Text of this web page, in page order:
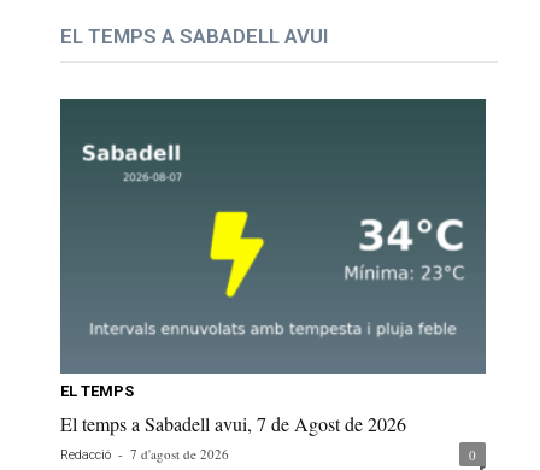
EL TEMPS A SABADELL AVUI
EL TEMPS
El temps a Sabadell avui, 7 de Agost de 2026
Redacció - 7 d'agost de 2026 0